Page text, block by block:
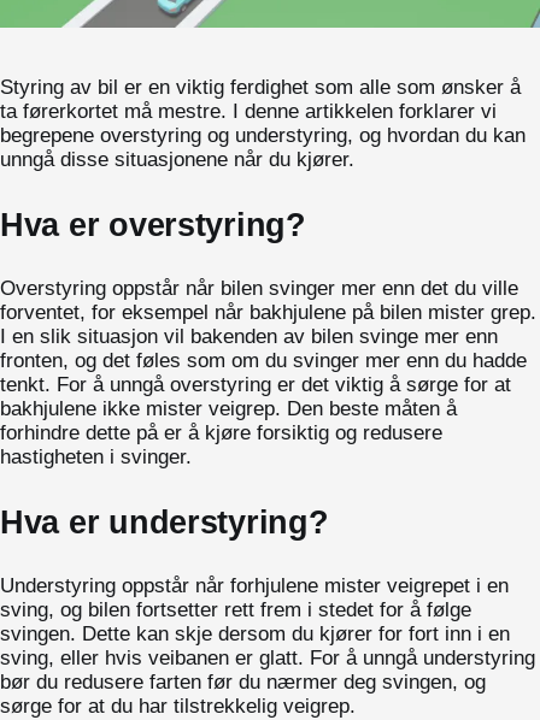
Styring av bil er en viktig ferdighet som alle som ønsker å
ta førerkortet må mestre. I denne artikkelen forklarer vi
begrepene overstyring og understyring, og hvordan du kan
unngå disse situasjonene når du kjører.
Hva er overstyring?
Overstyring oppstår når bilen svinger mer enn det du ville
forventet, for eksempel når bakhjulene på bilen mister grep.
I en slik situasjon vil bakenden av bilen svinge mer enn
fronten, og det føles som om du svinger mer enn du hadde
tenkt. For å unngå overstyring er det viktig å sørge for at
bakhjulene ikke mister veigrep. Den beste måten å
forhindre dette på er å kjøre forsiktig og redusere
hastigheten i svinger.
Hva er understyring?
Understyring oppstår når forhjulene mister veigrepet i en
sving, og bilen fortsetter rett frem i stedet for å følge
svingen. Dette kan skje dersom du kjører for fort inn i en
sving, eller hvis veibanen er glatt. For å unngå understyring
bør du redusere farten før du nærmer deg svingen, og
sørge for at du har tilstrekkelig veigrep.